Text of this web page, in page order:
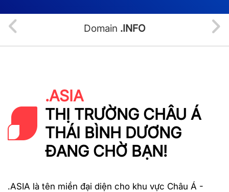
Domain .INFO
.ASIA
THỊ TRƯỜNG CHÂU Á
THÁI BÌNH DƯƠNG
ĐANG CHỜ BẠN!
.ASIA là tên miền đại diện cho khu vực Châu Á -